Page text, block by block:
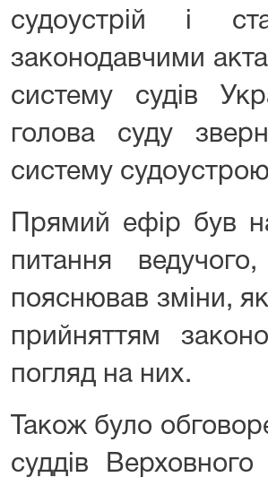
судоустрій і
законодавчими
систему судів
голова суду
систему
Прямий ефір був
питання
пояснював зміни,
прийняттям
погляд на них.
Також було
суддів